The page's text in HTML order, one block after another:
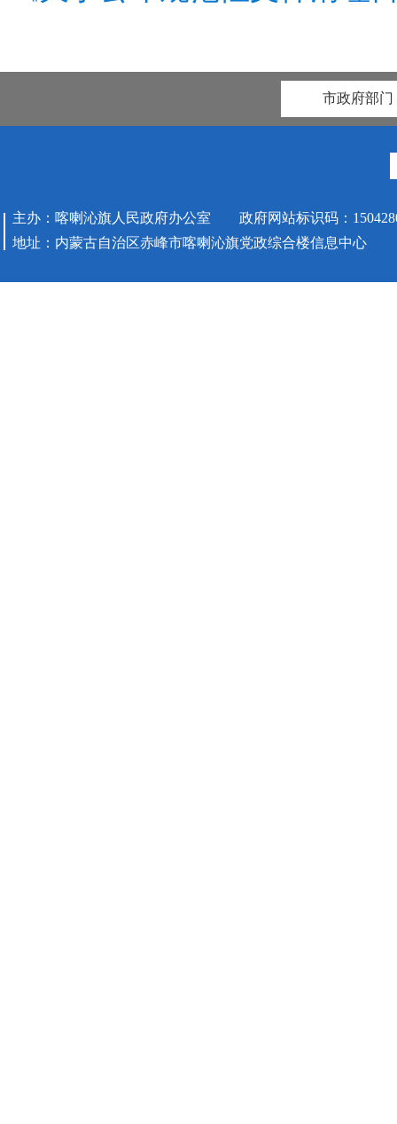
市政府部门
主办：喀喇沁旗人民政府办公室 政府网站标识码：
地址：内蒙古自治区赤峰市喀喇沁旗党政综合楼信息中心